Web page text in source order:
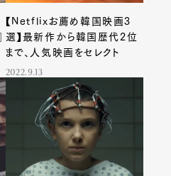
【Netflixお薦め韓国映画3
選】最新作から韓国歴代2位
まで、人気映画をセレクト
2022.9.13